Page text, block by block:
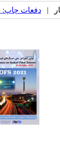
دفعات چاپ: 642 بار